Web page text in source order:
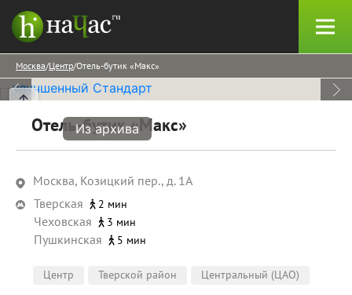
Москва Центр Отель-бутик «Макс»
Из архива
Отель-бутик «Макс»
Москва, Козицкий пер., д. 1А
Тверская
2 мин
Чеховская 3 мин
Пушкинская 5 мин
Центр Тверской район Центральный (ЦАО)